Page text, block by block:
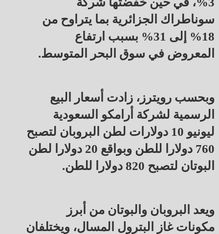
سوناطراك الجزائرية بما يتراوح من
18% إلى 31% بسبب ارتفاع
⁠المعروض في سوق البحر المتوسط.
وبحسب رويترز، زادت أسعار ​البيع
الرسمية لشركة أرامكو السعودية
ليونيو ​10 دولارات لطن البروبان لتصبح
760 دولارا للطن وبواقع 20 دولارا لطن
البوتان لتصبح 820 ​دولارا للطن.
ويعد البروبان والبوتان من أبرز
مكونات غاز البترول المسال، ويختلفان